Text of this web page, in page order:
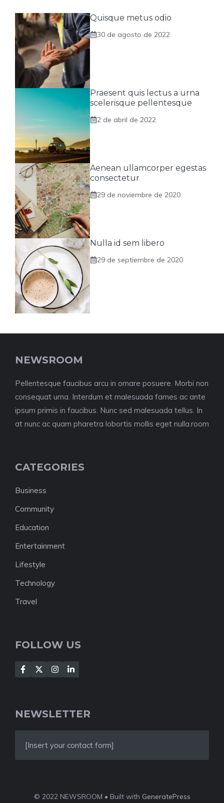
Quisque metus odio
30 de agosto de 2022
Praesent quis lectus a urna
scelerisque pellentesque
2 de abril de 2022
Aenean ullamcorper egestas
consectetur
29 de noviembre de 2020
Nulla id sem libero
29 de septiembre de 2020
NEWSROOM
Pellentesque faucibus arcu in ornare posuere. Morbi non
consequat urna. Interdum et malesuada fames ac ante
ipsum primis in faucibus. Nunc sed malesuada tellus. In
at nunc ac quam pharetra lobortis mollis eget nulla.room
CATEGORIES
Business
Community
Education
Entertainment
Lifestyle
Technology
Travel
FOLLOW US
NEWSLETTER
[Insert your contact form]
© 2022 NEWSROOM • Built with GeneratePress